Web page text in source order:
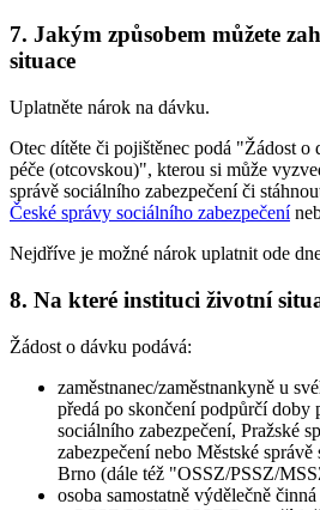
7. Jakým způsobem můžete
situace
Uplatněte nárok na dávku.
Otec dítěte či pojištěnec podá "Žádost
péče (otcovskou)", kterou si může
správě sociálního zabezpečení či
České správy sociálního zabezpečení
Nejdříve je možné nárok uplatnit ode
8. Na které instituci životní
Žádost o dávku podává:
zaměstnanec/zaměstnankyně u
předá po skončení podpůrčí doby
sociálního zabezpečení, Pražské
zabezpečení nebo Městské
Brno (dále též "OSSZ/PSSZ/
osoba samostatně výdělečně